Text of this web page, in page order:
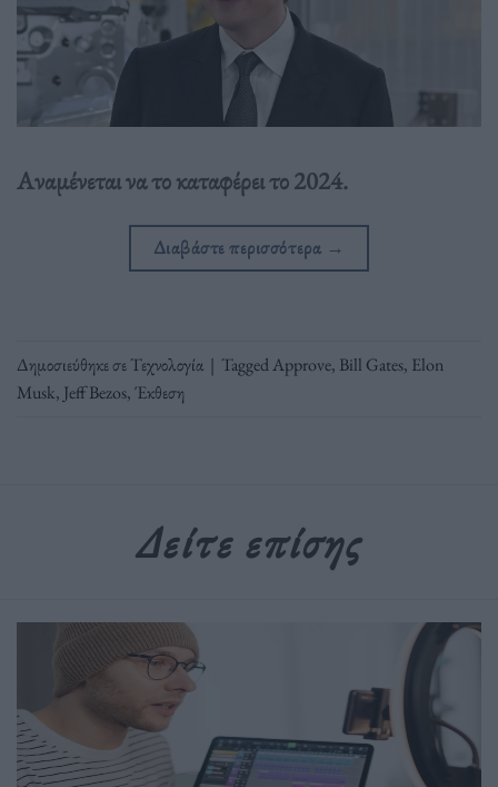
Αναμένεται να το καταφέρει το 2024.
Διαβάστε περισσότερα →
Δημοσιεύθηκε σεΤεχνολογία | TaggedApprove, Bill Gates, Elon
Musk, Jeff Bezos,Έκθεση
Δείτε επίσης